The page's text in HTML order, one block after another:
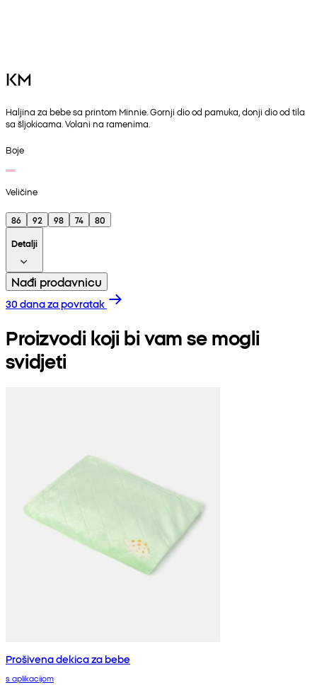
KM
Haljina za bebe sa printom Minnie. Gornji dio od pamuka, donji dio od tila
sa šljokicama. Volani na ramenima.
Boje
Veličine
86 92 98 74
80
Detalji
Nađi prodavnicu
30 dana za povratak
Proizvodi koji bi vam se mogli
svidjeti
Prošivena dekica za bebe
s aplikacijom